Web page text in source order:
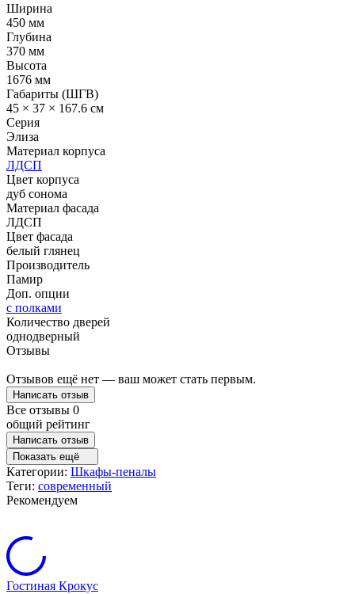
Ширина
450 мм
Глубина
370 мм
Высота
1676 мм
Габариты (ШГВ)
45 × 37 × 167.6 см
Серия
Элиза
Материал корпуса
ЛДСП
Цвет корпуса
дуб сонома
Материал фасада
ЛДСП
Цвет фасада
белый глянец
Производитель
Памир
Доп. опции
с полками
Количество дверей
однодверный
Отзывы
Отзывов ещё нет — ваш может стать первым.
Написать отзыв
Все отзывы 0
общий рейтинг
Написать отзыв
Показать ещё
Категории: Шкафы-пеналы
Теги: современный
Рекомендуем
Гостиная Крокус